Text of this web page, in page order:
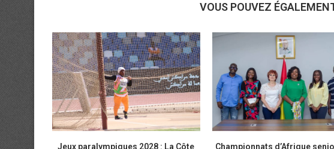
VOUS POUVEZ
Jeux paralympiques 2028 : La Côte
Championnats d’Afrique